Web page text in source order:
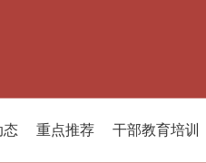
态 重点推荐 干部教育培训